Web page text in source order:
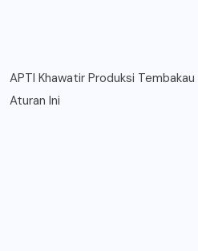
APTI Khawatir Produksi
Aturan Ini